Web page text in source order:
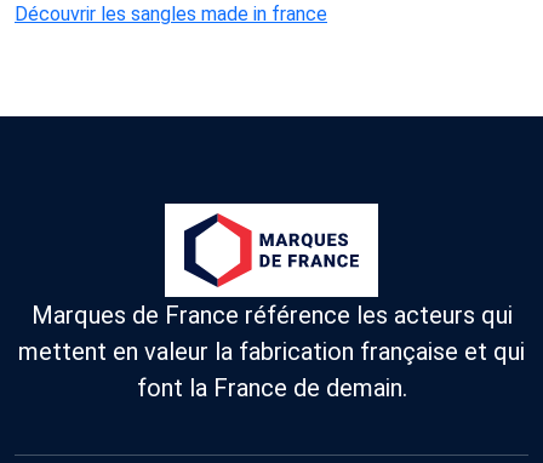
Découvrir les sangles made in france
Marques de France référence les acteurs qui
mettent en valeur la fabrication française et qui
font la France de demain.